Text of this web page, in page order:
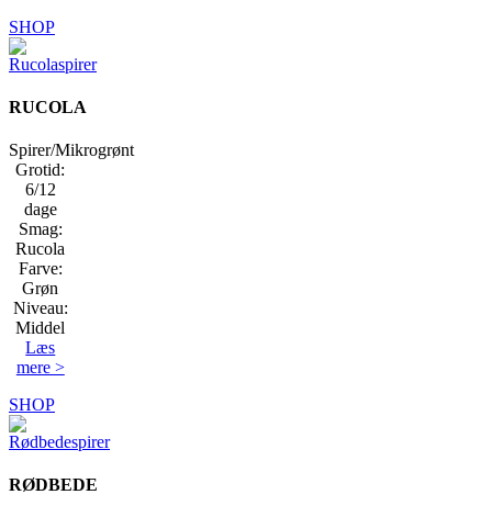
SHOP
RUCOLA
Spirer/Mikrogrønt
Grotid:
6/12
dage
Smag:
Rucola
Farve:
Grøn
Niveau:
Middel
Læs
mere >
SHOP
RØDBEDE